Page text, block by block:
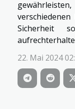
Sicherheit
22. Mai 2024